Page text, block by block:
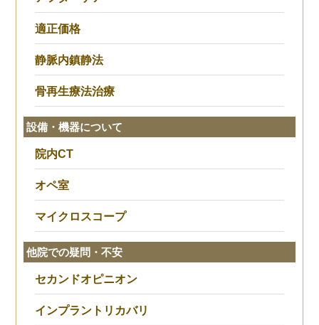
適正価格
静脈内鎮静法
骨再生療法治療
設備・機器について
院内CT
オペ室
マイクロスコープ
他院での疑問・不安
セカンドオピニオン
インプラントリカバリ